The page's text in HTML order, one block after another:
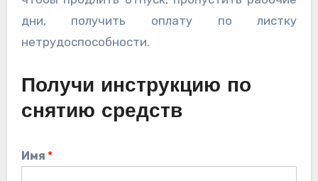
дни, получить оплату по листку
нетрудоспособности.
Получи инструкцию по
снятию средств
Имя *